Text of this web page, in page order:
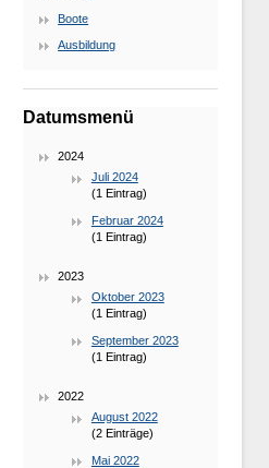
Boote
Ausbildung
Datumsmenü
2024
Juli 2024
(1 Eintrag)
Februar 2024
(1 Eintrag)
2023
Oktober 2023
(1 Eintrag)
September 2023
(1 Eintrag)
2022
August 2022
(2 Einträge)
Mai 2022